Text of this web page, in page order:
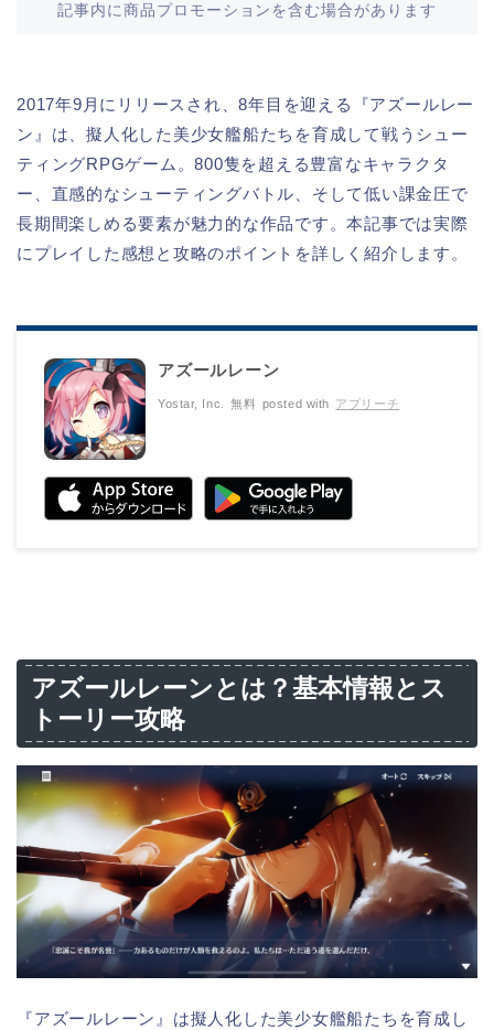
記事内に商品プロモーションを含む場合があります
2017年9月にリリースされ、8年目を迎える『アズールレー
ン』は、擬人化した美少女艦船たちを育成して戦うシュー
ティングRPGゲーム。800隻を超える豊富なキャラクタ
ー、直感的なシューティングバトル、そして低い課金圧で
長期間楽しめる要素が魅力的な作品です。本記事では実際
にプレイした感想と攻略のポイントを詳しく紹介します。
アズールレーン
Yostar, Inc. 無料 posted with アプリーチ
アズールレーンとは？基本情報とス
トーリー攻略
『アズールレーン』は擬人化した美少女艦船たちを育成し